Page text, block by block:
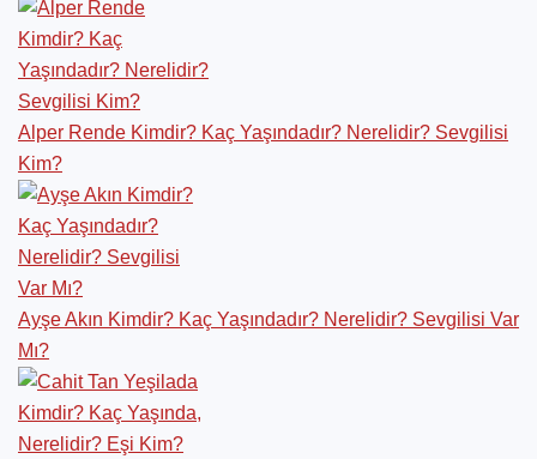
Alper Rende Kimdir? Kaç Yaşındadır? Nerelidir? Sevgilisi
Kim?
Ayşe Akın Kimdir? Kaç Yaşındadır? Nerelidir? Sevgilisi Var
Mı?